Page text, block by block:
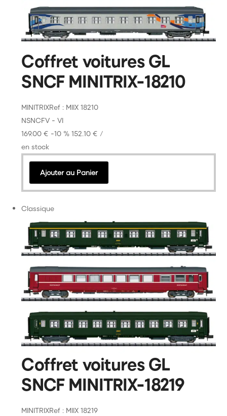
Coffret voitures GL
SNCF MINITRIX-18210
MINITRIXRef : MIIX 18210
NSNCFV - VI
169.00 € -10 % 152.10 € /
en stock
Ajouter au Panier
Classique
Coffret voitures GL
SNCF MINITRIX-18219
MINITRIXRef : MIIX 18219